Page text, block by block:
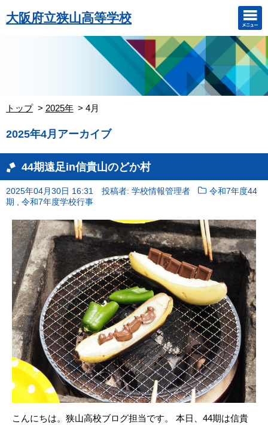
大阪府立狭山高等学校
トップ 2025年 4月
2025年4月アーカイブ
44期遠足in信貴山のどか村
2025年04月30日 16:31 投稿者: 学校情報管理者
令和7年度44
期
令和7年度学校行事
こんにちは。狭山高校ブログ担当です。 本日、44期は信貴